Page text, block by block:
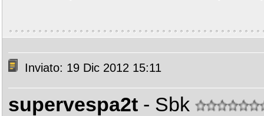
Inviato: 19 Dic 2012 15:11
supervespa2t - Sbk